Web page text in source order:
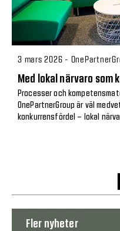
3 mars 2026 -
Med lokal närvaro som
Processer och
OnePartnerGroup är väl
konkurrensfördel – lokal
Fler nyheter